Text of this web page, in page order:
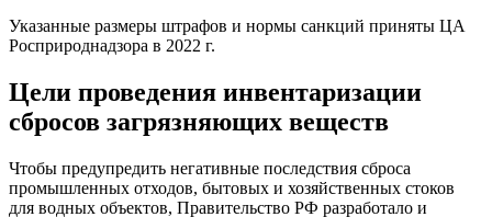
Указанные размеры штрафов и нормы санкций приняты ЦА
Росприроднадзора в 2022 г.
Цели проведения инвентаризации
сбросов загрязняющих веществ
Чтобы предупредить негативные последствия сброса
промышленных отходов, бытовых и хозяйственных стоков
для водных объектов, Правительство РФ разработало и